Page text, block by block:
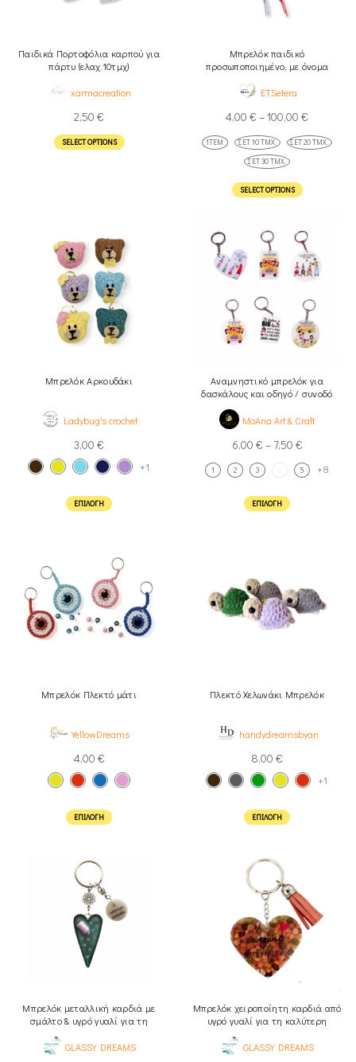
Παιδικά Πορτοφόλια καρπού για
πάρτυ (ελαχ.10τμχ)
xarmacreation
2,50 €
SELECT OPTIONS
Μπρελόκ παιδικό
προσωποποιημένο, με όνομα
ETSetera
4,00 € –100,00 €
1ΤΕΜ. ΣΕΤ 10 ΤΜΧ.
ΣΕΤ 20 ΤΜΧ.
ΣΕΤ 30 ΤΜΧ.
SELECT OPTIONS
Μπρελόκ Αρκουδάκι
Ladybug's crochet
3,00 €
+1
ΕΠΙΛΟΓΉ
Αναμνηστικό μπρελόκ για
δασκάλους και οδηγό / συνοδό
MoAna Art & Craft
6,00 € – 7,50 €
1 2 3 5 +8
ΕΠΙΛΟΓΉ
Μπρελόκ Πλεκτό μάτι
YellowDreams
4,00 €
ΕΠΙΛΟΓΉ
Πλεκτό Χελωνάκι Μπρελόκ
handydreamsbyan
8,00 €
+1
ΕΠΙΛΟΓΉ
Μπρελόκ μεταλλική καρδιά με
σμάλτο & υγρό γυαλί για τη
GLASSY DREAMS
Μπρελόκ χειροποίητη καρδιά από
υγρό γυαλί για τη καλύτερη
GLASSY DREAMS